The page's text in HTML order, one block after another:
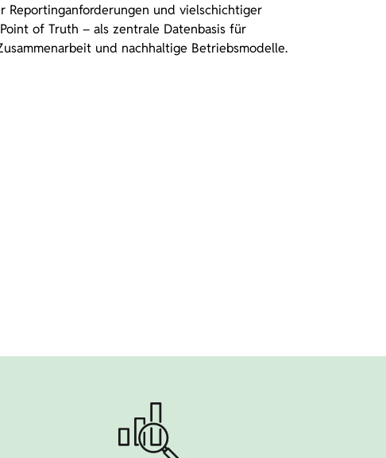
Reportinganforderungen und vielschichtiger
of Truth – als zentrale Datenbasis für
und nachhaltige Betriebsmodelle.